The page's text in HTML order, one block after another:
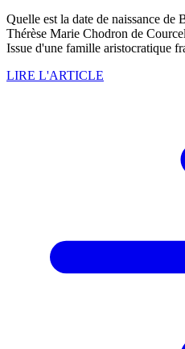
Quelle est la date de naissance de
Thérèse Marie Chodron de
Issue d'une famille aristocratique
LIRE L'ARTICLE